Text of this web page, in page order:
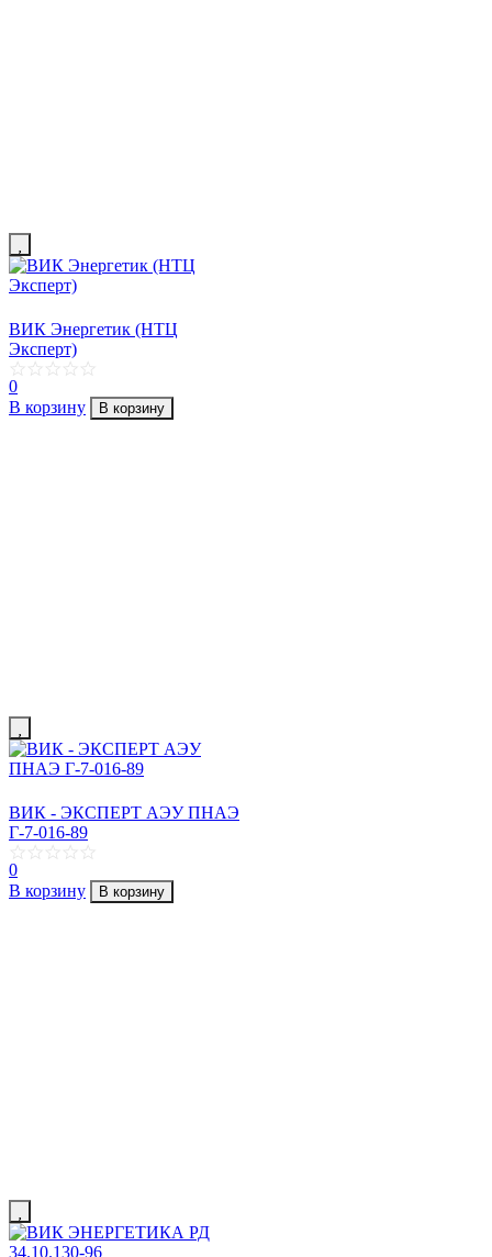
ВИК Энергетик (НТЦ
Эксперт)
0
В корзину
В корзину
ВИК - ЭКСПЕРТ АЭУ ПНАЭ
Г-7-016-89
0
В корзину
В корзину